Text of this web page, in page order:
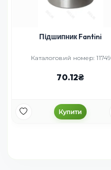
Підшипник Fantini
Каталоговий номер: 11749
70.12
Купити